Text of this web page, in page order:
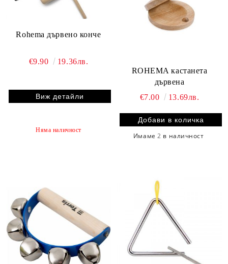
Rohema дървено конче
€9.90 19.36лв.
Виж детайли
Няма наличност
ROHEMA кастанета
дървена
€7.00
13.69лв.
Имаме2 в наличност